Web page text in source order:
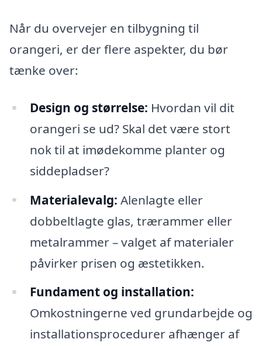
Når du overvejer en tilbygning til
orangeri, er der flere aspekter, du bør
tænke over:
Design og størrelse: Hvordan vil dit
orangeri se ud? Skal det være stort
nok til at imødekomme planter og
siddepladser?
Materialevalg: Alenlagte eller
dobbeltlagte glas, trærammer eller
metalrammer – valget af materialer
påvirker prisen og æstetikken.
Fundament og installation:
Omkostningerne ved grundarbejde og
installationsprocedurer afhænger af